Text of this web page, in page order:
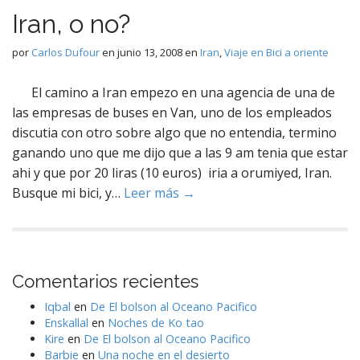
Iran, o no?
por Carlos Dufouren junio 13, 2008en Iran,Viaje en Bici a oriente
El camino a Iran empezo en una agencia de una de
las empresas de buses en Van, uno de los empleados
discutia con otro sobre algo que no entendia, termino
ganando uno que me dijo que a las 9 am tenia que estar
ahi y que por 20 liras (10 euros) iria a orumiyed, Iran.
Busque mi bici, y… Leer más →
Comentarios recientes
Iqbal en De El bolson al Oceano Pacifico
Enskallal en Noches de Ko tao
Kire en De El bolson al Oceano Pacifico
Barbie en Una noche en el desierto